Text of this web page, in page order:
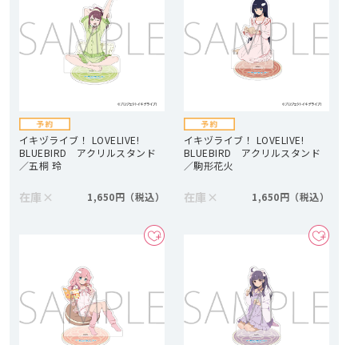
イキヅライブ！ LOVELIVE!
BLUEBIRD アクリルスタンド
／五桐 玲
在庫 × 1,650円
イキヅライブ！ LOVELIVE!
BLUEBIRD アクリルスタンド
／駒形花火
在庫 × 1,650円